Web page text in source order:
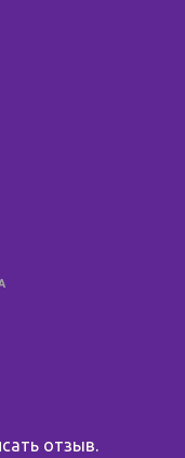
отзыв.